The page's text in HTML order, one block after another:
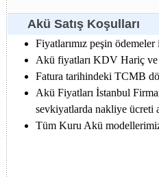
Akü Satış Koşulları
Fiyatlarımız peşin
Akü fiyatları KDV Hariç ve
Fatura tarihindeki TCMB
Akü Fiyatları İstanbul
sevkiyatlarda nakliye ücreti
Tüm Kuru Akü